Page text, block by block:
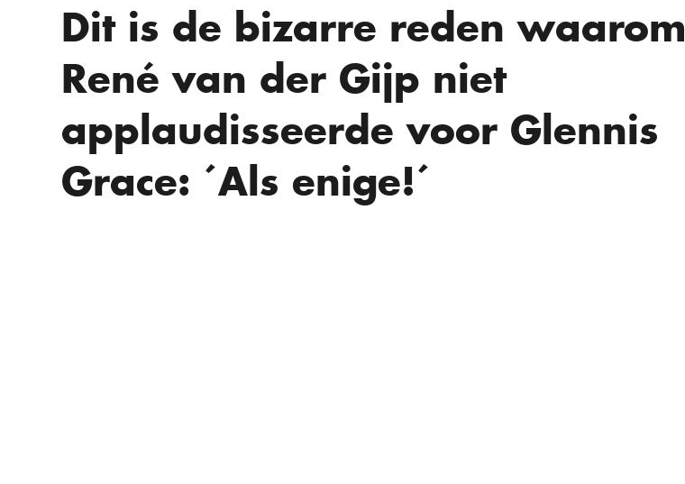
Dit is de bizarre reden waarom
René van der Gijp niet
applaudisseerde voor Glennis
Grace: ´Als enige!´